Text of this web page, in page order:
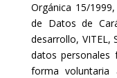
Orgánica 15/
de Datos de
desarrollo, VITEL,
datos personales
forma